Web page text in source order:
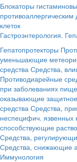
Блокаторы
противоаллергическим
клеток
Гастроэнтерология.
Гепатопротекторы
уменьшающие
средства Средства,
Противодиарейные
при заболеваниях
оказывающие
средства Средства,
неспецифич. язвенных
способствующие
Средства,
Средства, снижающие
Иммунология